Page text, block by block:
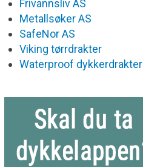
Frivannsliv AS
Metallsøker AS
SafeNor AS
Viking tørrdrakter
Waterproof dykkerdrakter